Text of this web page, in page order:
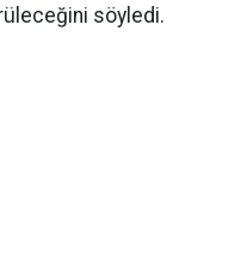
söyledi.